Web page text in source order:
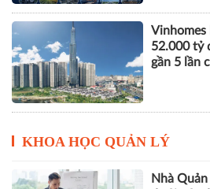
Vinhomes
52.000 tỷ
gần 5 lần
KHOA HỌC QUẢN LÝ
Nhà